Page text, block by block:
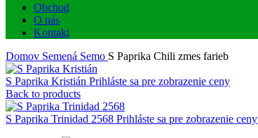
Obchod
O nás
Kontakt
Domov Semená Semo S Paprika Chili zmes farieb
S Paprika Kristián Prihláste sa pre zobrazenie ceny
Back to products
S Paprika Trinidad 2568 Prihláste sa pre zobrazenie ceny